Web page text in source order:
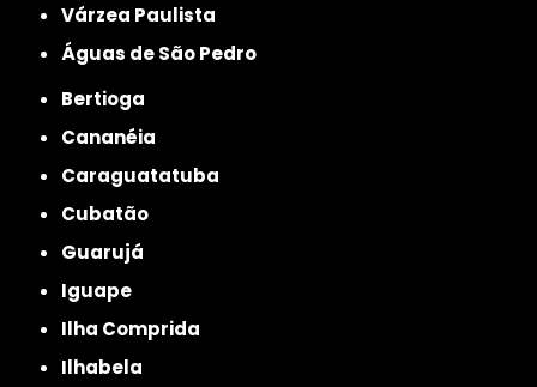
Várzea Paulista
Águas de São Pedro
Bertioga
Cananéia
Caraguatatuba
Cubatão
Guarujá
Iguape
Ilha Comprida
Ilhabela